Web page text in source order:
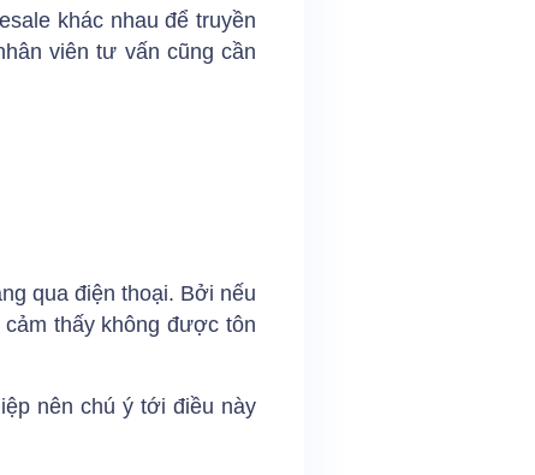
khác nhau để truyền
viên tư vấn cũng cần
qua điện thoại. Bởi nếu
thấy không được tôn
nên chú ý tới điều này